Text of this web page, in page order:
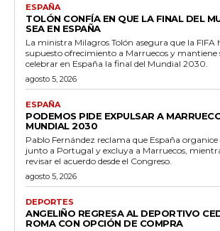
ESPAÑA
TOLÓN CONFÍA EN QUE LA FINAL DEL
SEA EN ESPAÑA
La ministra Milagros Tolón asegura que la FIFA
supuesto ofrecimiento a Marruecos y mantiene
celebrar en España la final del Mundial 2030.
agosto 5, 2026
ESPAÑA
PODEMOS PIDE EXPULSAR A
MUNDIAL 2030
Pablo Fernández reclama que España
junto a Portugal y excluya a Marruecos,
revisar el acuerdo desde el Congreso.
agosto 5, 2026
DEPORTES
ANGELIÑO REGRESA AL DEPORTIVO
ROMA CON OPCIÓN DE COMPRA